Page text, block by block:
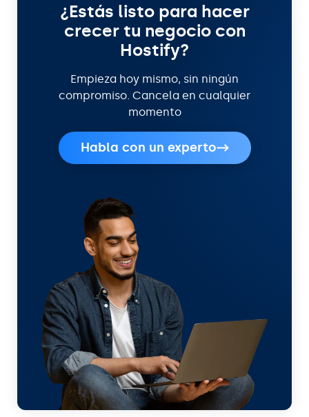
¿Estás listo para hacer
crecer tu negocio con
Hostify?
Empieza hoy mismo, sin ningún
compromiso. Cancela en cualquier
momento
Habla con un experto